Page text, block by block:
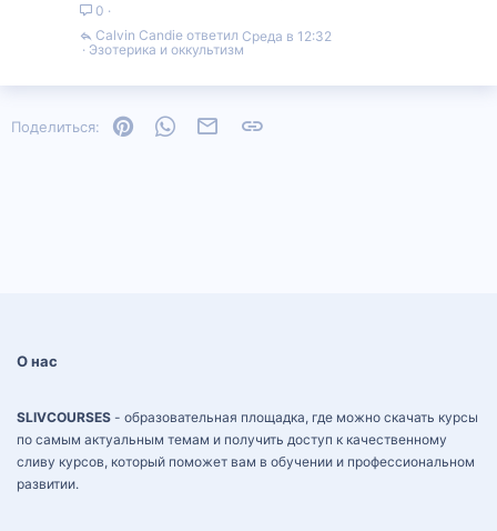
0
Эзотерика и оккультизм
Среда в 12:32
Calvin Candie
Поделиться: PinterestWhatsAppЭлектронная почта
О нас
SLIVCOURSES - образовательная площадка, где можно скачать курсы
по самым актуальным темам и получить доступ к качественному
сливу курсов, который поможет вам в обучении и профессиональном
развитии.